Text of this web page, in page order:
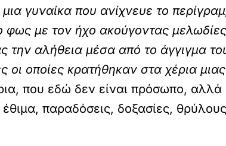
γυναίκα που ανίχνευε το
φως με τον ήχο ακούγοντας
την αλήθεια μέσα από το άγγιγμα
οποίες κρατήθηκαν στα χέρια
που εδώ δεν είναι πρόσωπο,
παραδόσεις, δοξασίες,